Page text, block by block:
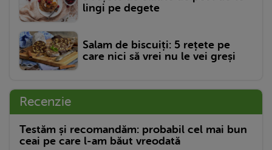
lingi pe degete
Salam de biscuiți: 5 rețete pe
care nici să vrei nu le vei greși
Recenzie
Testăm și recomandăm: probabil cel mai bun
ceai pe care l-am băut vreodată